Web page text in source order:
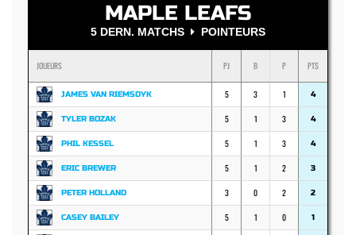
MAPLE LEAFS
5 DERN. MATCHS POINTEURS
JOUEURS PJ B P PTS
JAMES VAN RIEMSDYK 5 3 1 4
TYLER BOZAK 5 1 3 4
PHIL KESSEL 5 1 3 4
ERIC BREWER 5 1 2 3
PETER HOLLAND 3 0 2 2
CASEY BAILEY 5 1 0 1